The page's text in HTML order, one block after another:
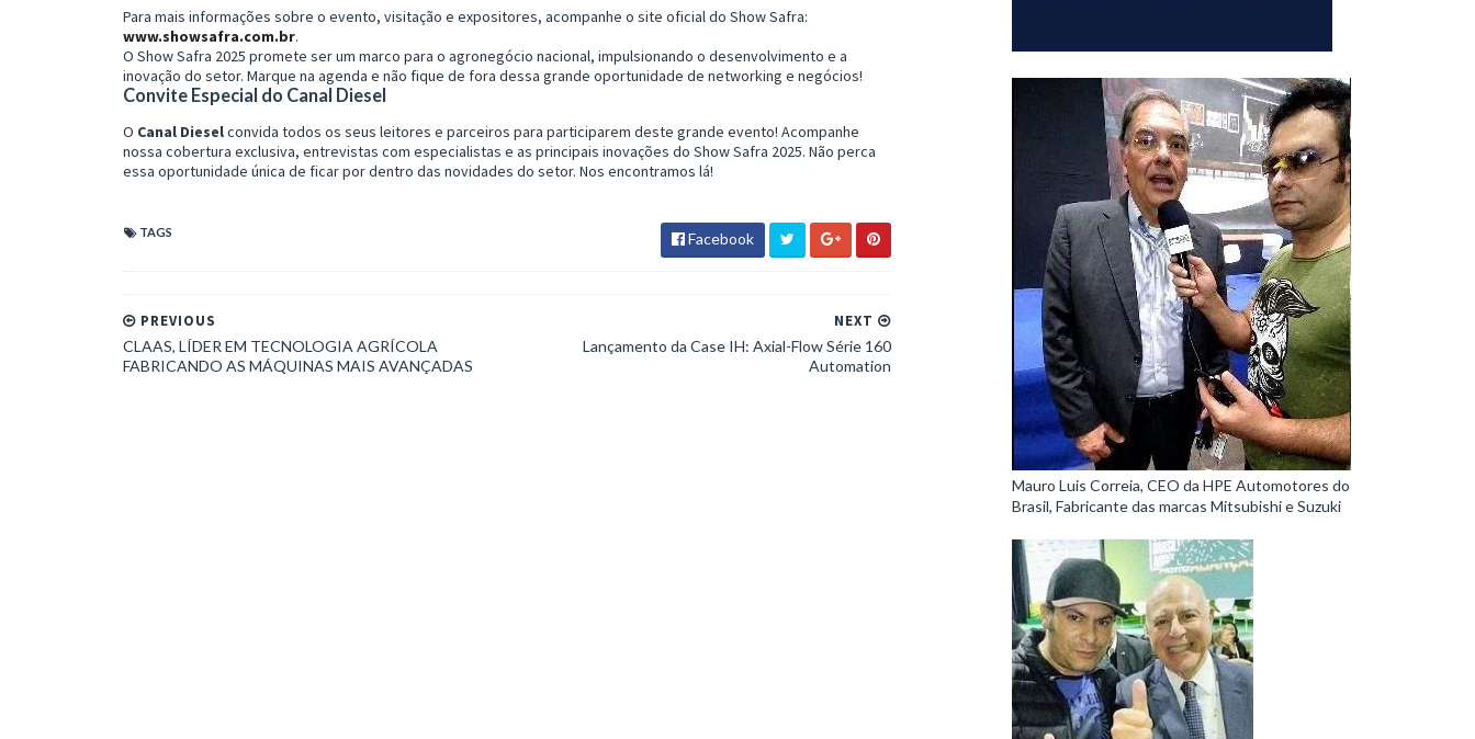
Para mais informações sobre o evento, visitação e expositores, acompanhe o site oficial do Show Safra:
www.showsafra.com.br.
O Show Safra 2025 promete ser um marco para o agronegócio nacional, impulsionando o desenvolvimento e a
inovação do setor. Marque na agenda e não fique de fora dessa grande oportunidade de networking e negócios!
Convite Especial do Canal Diesel
O Canal Dieselconvida todos os seus leitores e parceiros para participarem deste grande evento! Acompanhe
nossa cobertura exclusiva, entrevistas com especialistas e as principais inovações do Show Safra 2025. Não perca
essa oportunidade única de ficar por dentro das novidades do setor. Nos encontramos lá!
TAGS Facebook
NEXT
Lançamento da Case IH: Axial-Flow Série 160
Automation
PREVIOUS
CLAAS, LÍDER EM TECNOLOGIA AGRÍCOLA
FABRICANDO AS MÁQUINAS MAIS AVANÇADAS
Mauro Luis Correia, CEO da HPE Automotores do
Brasil, Fabricante das marcas Mitsubishi e Suzuki